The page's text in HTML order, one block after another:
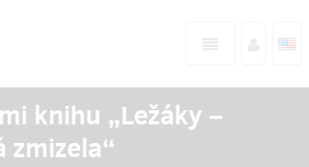
knihu „Ležáky –
zmizela“